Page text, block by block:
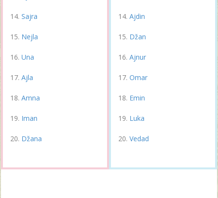
Sajra
Nejla
Una
Ajla
Amna
Iman
Džana
Ajdin
Džan
Ajnur
Omar
Emin
Luka
Vedad